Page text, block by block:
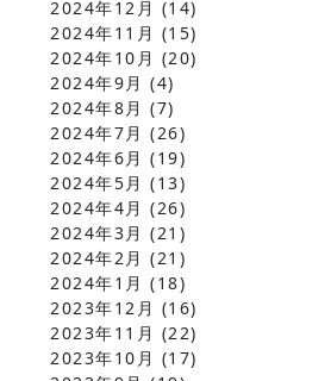
2024年12月 (14)
2024年11月 (15)
2024年10月 (20)
2024年9月 (4)
2024年8月 (7)
2024年7月 (26)
2024年6月 (19)
2024年5月 (13)
2024年4月 (26)
2024年3月 (21)
2024年2月 (21)
2024年1月 (18)
2023年12月 (16)
2023年11月 (22)
2023年10月 (17)